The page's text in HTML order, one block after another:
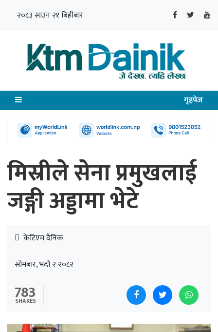
२०८३ साउन २१ बिहीबार
गृहपेज
मिस्रीले सेना प्रमुखलाई
जङ्गी अड्डामा भेटे
केटिएम दैनिक
सोमबार, भदौ २ २०८२
783
SHARES